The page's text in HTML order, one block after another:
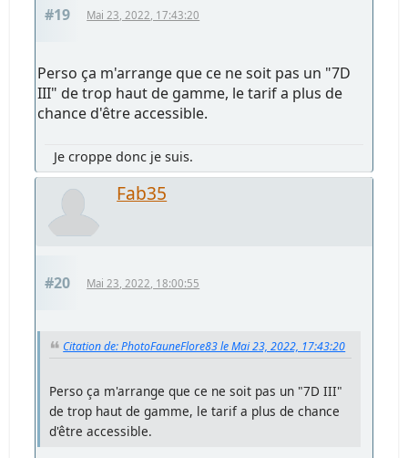
#19 Mai 23, 2022, 17:43:20
Perso ça m'arrange que ce ne soit pas un "7D
III" de trop haut de gamme, le tarif a plus de
chance d'être accessible.
Je croppe donc je suis.
Fab35
#20 Mai 23, 2022, 18:00:55
Citation de: PhotoFauneFlore83 le Mai 23, 2022, 17:43:20
Perso ça m'arrange que ce ne soit pas un "7D III"
de trop haut de gamme, le tarif a plus de chance
d'être accessible.